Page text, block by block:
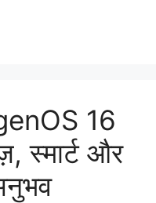
16
स्मार्ट और